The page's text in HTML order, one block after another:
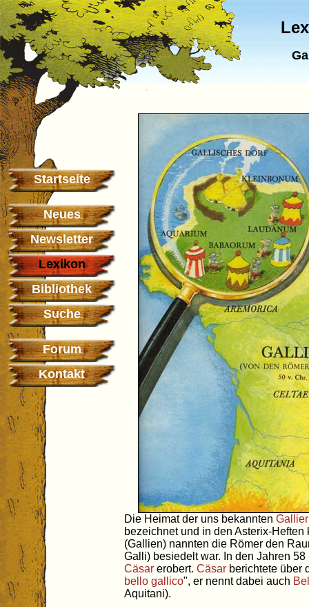
Startseite
Neues
Newsletter
Lexikon
Bibliothek
Suche
Forum
Kontakt
Die Heimat der uns bekannten Gallier
bezeichnet und in den Asterix-
(Gallien) nannten die Römer den
Galli) besiedelt war. In den Jahren
Cäsar erobert. Cäsar berichtete über
bello gallico", er nennt dabei auch
Aquitani).